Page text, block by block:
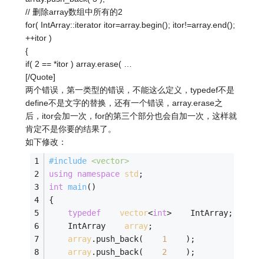
// 删除array数组中所有的2
for( IntArray::iterator itor=array.begin(); itor!=array.end();
++itor )
{
if( 2 == *itor ) array.erase( …
[/Quote]
两个错误，第一类型的错误，不能这么定义，typedef不是
define不是文字的替换，还有一个错误，array.erase之
后，itor会加一次，for的第三个部分也会自加一次，这样就
肯定不是你要的结果了。
如下修改：
#include <vector>
using
namespace std ;
int main()
{
typedef
vector<int>    IntArray;
	IntArray
array;
array.push_back( 1
    );
array.push_back( 2
    );